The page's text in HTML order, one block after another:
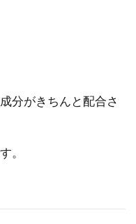
分がきちんと配合さ
。